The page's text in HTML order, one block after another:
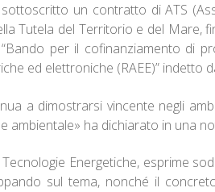
un contratto di ATS
Tutela del Territorio e del
per il cofinanziamento di
ed elettroniche (RAEE)” indetto
a dimostrarsi vincente negli
ambientale» ha dichiarato in una
Energetiche, esprime
sul tema, nonché il